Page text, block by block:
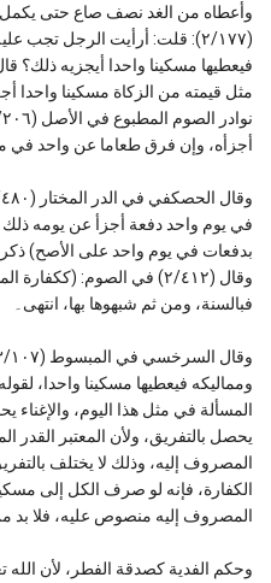
وأعطاه من الغد نصف صاع حتى يكمل
(٢/١٧٧): قلت: أرأيت الرجل تجب
فيعطيها مسكينا واحدا أيجزيه ذلك؟
مثل قيمته من الزكاة مسكينا واحدا
أجزأه، وإن فرق طعاما عن واحد في
في يوم واحد دفعة أجزأ عن يومه ذلك
بدفعات في يوم واحد على الأصح)
وقال (٢/٤١٢) في الصوم:
فبالسنة، ومن ثم شبهوها بها، انتهى۔
ومماليكه فيعطيها مسكينا واحدا،
المسألة في مثل هذا اليوم،
يحصل بالتفريق، ولأن المعتبر
المصروف إليه، وذلك لا يختلف
الكفارة، فإنه لو صرف الكل إلى
المصروف إليه منصوص عليه، فلا بد
وحكم الفدية كصدقة الفطر، لأن الله